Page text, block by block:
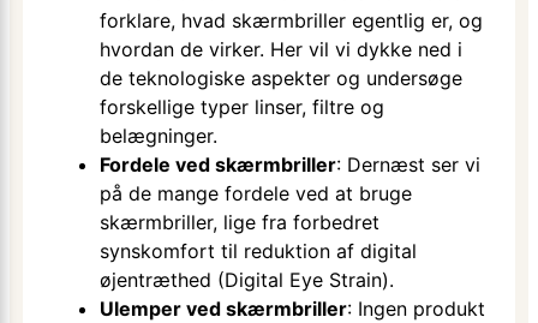
forklare, hvad skærmbriller egentlig er, og
hvordan de virker. Her vil vi dykke ned i
de teknologiske aspekter og undersøge
forskellige typer linser, filtre og
belægninger.
Fordele ved skærmbriller: Dernæst ser vi
på de mange fordele ved at bruge
skærmbriller, lige fra forbedret
synskomfort til reduktion af digital
øjentræthed (Digital Eye Strain).
Ulemper ved skærmbriller: Ingen produkt